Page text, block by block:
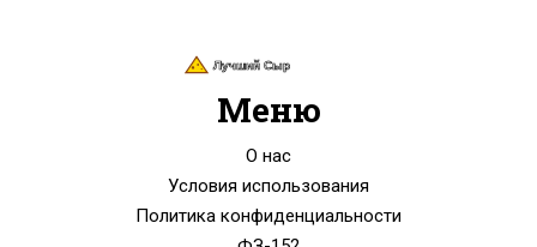
Меню
О нас
Условия использования
Политика конфиденциальности